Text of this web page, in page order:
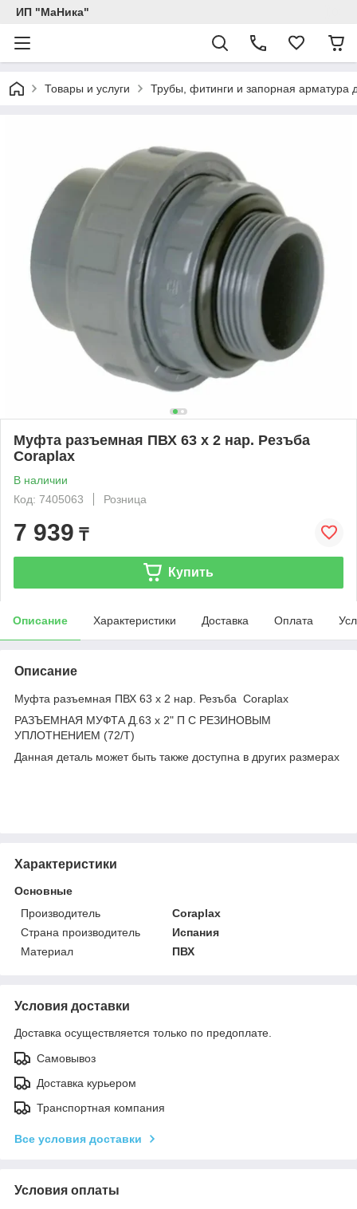
ИП "МаНика"
Товары и услуги Трубы, фитинги и запорная арматура
Муфта разъемная ПВХ 63 х 2 нар. Резъба
Coraplax
В наличии
Код: 7405063
Розница
7 939 ₸
Купить
Описание Характеристики Доставка Оплата
Описание
Муфта разъемная ПВХ 63 х 2 нар. Резъба Coraplax
РАЗЪЕМНАЯ МУФТА Д.63 x 2" П С РЕЗИНОВЫМ
УПЛОТНЕНИЕМ (72/T)
Данная деталь может быть также доступна в других размерах
Характеристики
Основные
Производитель
Coraplax
Страна производитель
Испания
Материал
ПВХ
Условия доставки
Доставка осуществляется только по предоплате.
Самовывоз
Доставка курьером
Транспортная компания
Все условия доставки
Условия оплаты